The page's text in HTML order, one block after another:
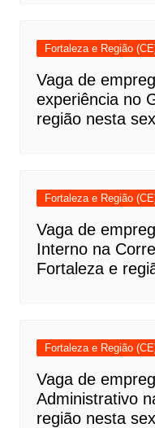
Fortaleza e Região
Vaga de
experiência no
região nesta
Fortaleza e Região
Vaga de
Interno na
Fortaleza e
Fortaleza e Região
Vaga de
Administrativo
região nesta